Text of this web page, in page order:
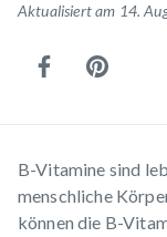
Aktualisiert am 14.
B-Vitamine sind
menschliche
können die B-